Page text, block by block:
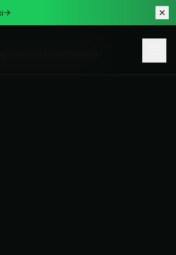
Immobilier Montélimar